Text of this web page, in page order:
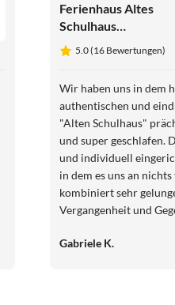
Ferienhaus Altes
Schulhaus
Hunsrück
5.0 (16 Bewertungen)
Wir haben uns in dem
authentischen und
"Alten Schulhaus"
und super geschlafen.
und individuell
in dem es uns an
kombiniert sehr
Vergangenheit und
erwanderten
Gabriele K.